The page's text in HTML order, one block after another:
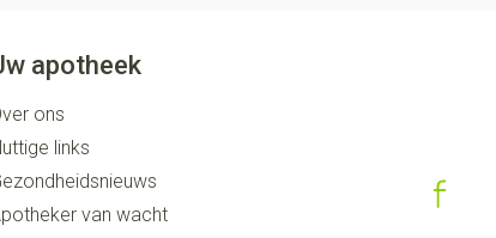
apotheek
ons
links
van wacht